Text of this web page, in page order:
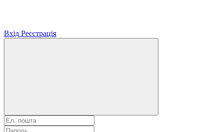
Вхід Реєстрація